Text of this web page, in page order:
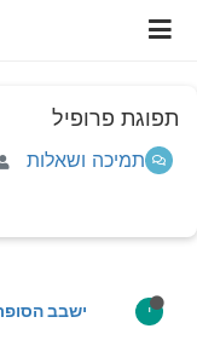
תפוגת פרופיל
תמיכה ושאלות
י ישבב